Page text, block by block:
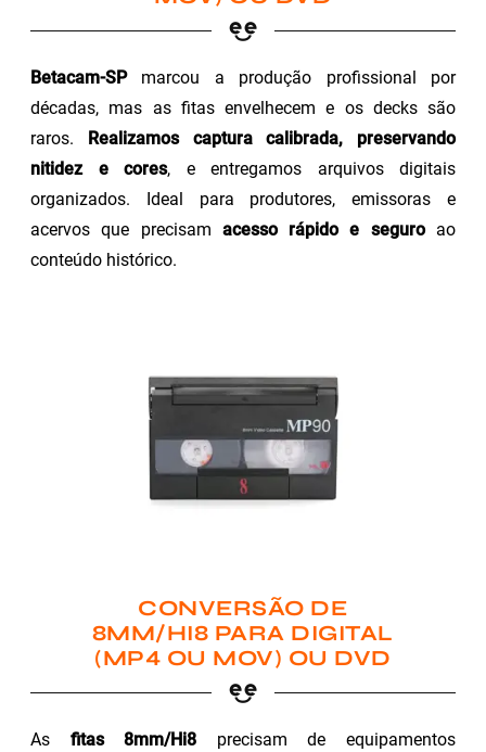
Betacam-SPmarcou a produção profissional por
décadas, mas as fitas envelhecem e os decks são
raros.
Realizamos captura calibrada, preservando
nitidez e cores, e entregamos arquivos digitais
organizados. Ideal para produtores, emissoras e
acervos que precisam acesso rápido e seguroao
conteúdo histórico.
CONVERSÃO DE
8MM/HI8 PARA DIGITAL
(MP4 OU MOV) OU DVD
As fitas 8mm/Hi8 precisam de equipamentos